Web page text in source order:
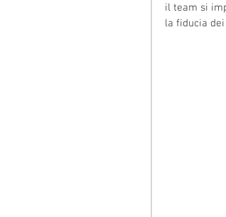
il team si
la fiducia